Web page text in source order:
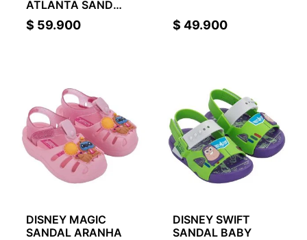
ATLANTA SAND
KIDS
$ 59.900 $ 49.900
DISNEY MAGIC
SANDAL ARANHA
DISNEY SWIFT
SANDAL BABY